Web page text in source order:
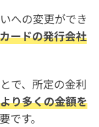
への変更ができ
ードの発行会社
で、所定の金利
り多くの金額を
です。